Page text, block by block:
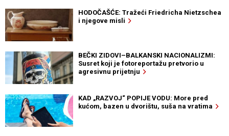
HODOČAŠĆE: Tražeći Friedricha Nietzschea
i njegove misli
BEČKI ZIDOVI–BALKANSKI NACIONALIZMI:
Susret koji je fotoreportažu pretvorio u
agresivnu prijetnju
KAD „RAZVOJ“ POPIJE VODU: More pred
kućom, bazen u dvorištu, suša na vratima